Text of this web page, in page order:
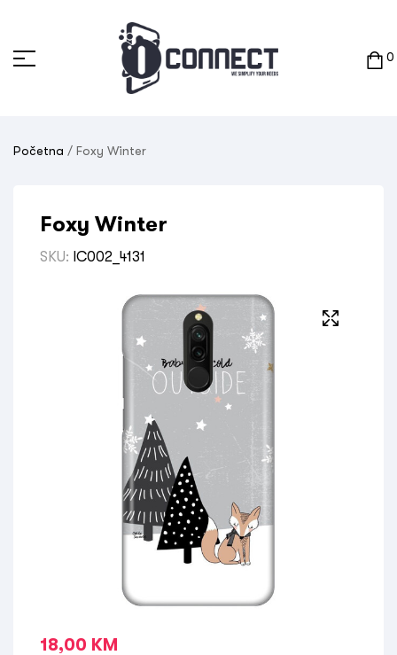
0
Početna / Foxy Winter
Foxy Winter
SKU: IC002_4131
18,00 KM